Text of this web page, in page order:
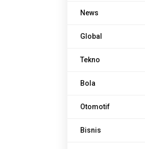
News
Global
Tekno
Bola
Otomotif
Bisnis